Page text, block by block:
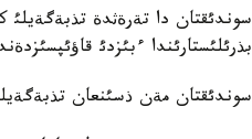
سوندئقتان دا تةرةثدة تذبةگةيلئ
بذرئلئستارئندا ءبئزدئ
سوندئقتان مةن ذسئنعان تذبةگةيلئ